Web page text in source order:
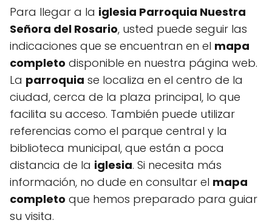
Para llegar a la iglesia Parroquia Nuestra
Señora del Rosario, usted puede seguir las
indicaciones que se encuentran en el mapa
completo disponible en nuestra página web.
La parroquia se localiza en el centro de la
ciudad, cerca de la plaza principal, lo que
facilita su acceso. También puede utilizar
referencias como el parque central y la
biblioteca municipal, que están a poca
distancia de la iglesia. Si necesita más
información, no dude en consultar el mapa
completo que hemos preparado para guiar
su visita.